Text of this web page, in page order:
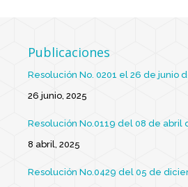
Publicaciones
Resolución No. 0201 el 26 de junio
26 junio, 2025
Resolución No.0119 del 08 de abril
8 abril, 2025
Resolución No.0429 del 05 de